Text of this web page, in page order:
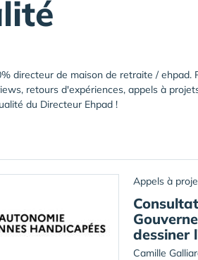
directeur de maison de retraite / ehpad.
retours d'expériences, appels à
du Directeur Ehpad !
Appels à
dessiner
Camille